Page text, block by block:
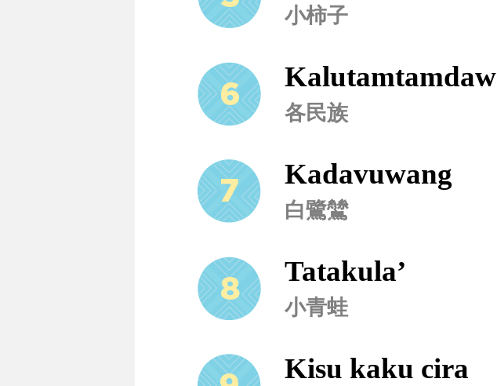
小柿子
Kalutamtamdaw
各民族
Kadavuwang
白鷺鷥
Tatakula’
小青蛙
Kisu kaku cira